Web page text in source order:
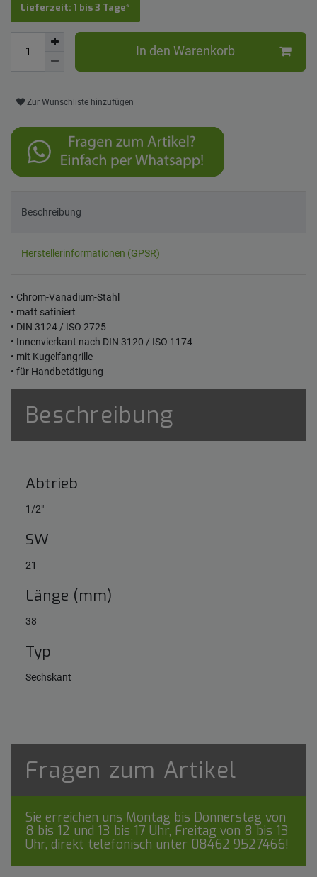
Lieferzeit: 1 bis 3 Tage*
In den Warenkorb
Zur Wunschliste hinzufügen
Beschreibung
Herstellerinformationen (GPSR)
• Chrom-Vanadium-Stahl
• matt satiniert
• DIN 3124 / ISO 2725
• Innenvierkant nach DIN 3120 / ISO 1174
• mit Kugelfangrille
• für Handbetätigung
Beschreibung
Abtrieb
1/2"
SW
21
Länge (mm)
38
Typ
Sechskant
Fragen zum Artikel
Sie erreichen uns Montag bis Donnerstag von
8 bis 12 und 13 bis 17 Uhr, Freitag von 8 bis 13
Uhr, direkt telefonisch unter 08462 9527466!